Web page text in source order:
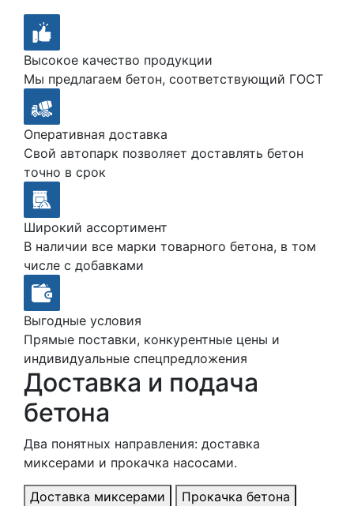
Высокое качество продукции
Мы предлагаем бетон, соответствующий ГОСТ
Оперативная доставка
Свой автопарк позволяет доставлять бетон
точно в срок
Широкий ассортимент
В наличии все марки товарного бетона, в том
числе с добавками
Выгодные условия
Прямые поставки, конкурентные цены и
индивидуальные спецпредложения
Доставка и подача
бетона
Два понятных направления: доставка
миксерами и прокачка насосами.
Доставка миксерами Прокачка бетона